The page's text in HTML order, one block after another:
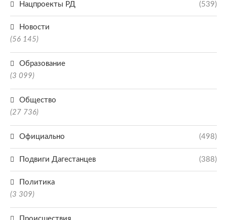
Нацпроекты РД (539)
Новости
(56 145)
Образование
(3 099)
Общество
(27 736)
Официально (498)
Подвиги Дагестанцев (388)
Политика
(3 309)